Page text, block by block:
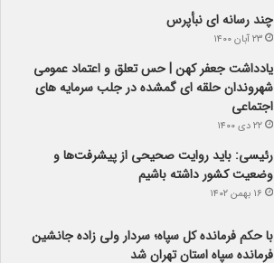
چند رسانه ای نبأپرس
۲۳ آبان ۱۴۰۰
یادداشت جعفر کهن | حس تعلق و اعتماد عمومی
شهروندان حلقه ای گمشده در جلب سرمایه های
اجتماعی
۲۲ دی ۱۴۰۰
رئیسی: باید روایت صحیحی از پیشرفت‌ها و
وضعیت کشور داشته باشیم
۱۶ بهمن ۱۴۰۲
با حکم فرمانده کل سپاه؛ سردار ولی زاده جانشین
فرمانده سپاه استان تهران شد